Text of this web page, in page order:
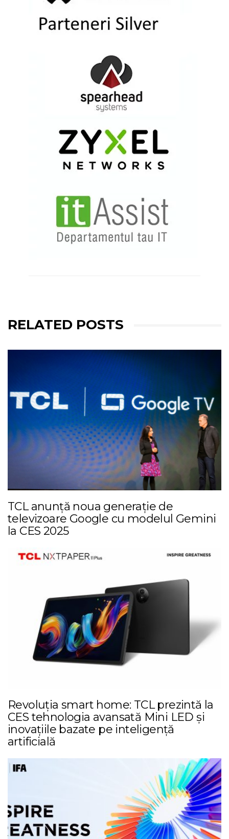
RELATED POSTS
TCL anunță noua generație de
televizoare Google cu modelul Gemini
la CES 2025
Revoluția smart home: TCL prezintă la
CES tehnologia avansată Mini LED și
inovațiile bazate pe inteligență
artificială